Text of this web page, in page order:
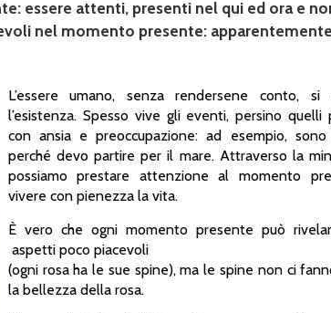
essere attenti, presenti nel qui ed ora e
nel momento presente: apparentemente
L’essere umano, senza rendersene conto, si
l’esistenza. Spesso vive gli eventi, persino quelli
con ansia e preoccupazione: ad esempio,
perché devo partire per il mare. Attraverso la
possiamo prestare attenzione al momento
vivere con pienezza la vita.
È vero che ogni momento presente può
aspetti poco piacevoli
(ogni rosa ha le sue spine), ma le spine non ci
la bellezza della rosa.